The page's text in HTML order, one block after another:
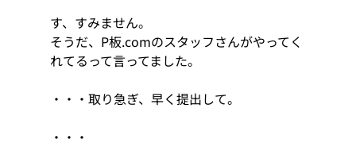
す、すみません。
そうだ、P板.comのスタッフさんがやってく
れてるって言ってました。
・・・取り急ぎ、早く提出して。
・・・